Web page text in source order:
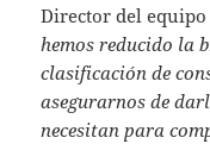
Director del
hemos reducido la
clasificación de
asegurarnos de
necesitan para